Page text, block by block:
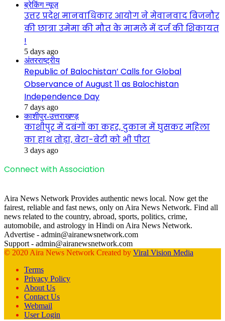
ब्रेकिंग न्यूज़
उत्तर प्रदेश मानवाधिकार आयोग ने मेवानवाद बिजनौर
की छात्रा उमेमा की मौत के मामले में दर्ज की शिकायत
!
5 days ago
अंतरराष्ट्रीय
Republic of Balochistan’ Calls for Global
Observance of August 11 as Balochistan
Independence Day
7 days ago
काशीपुर-उत्तराखण्ड़
काशीपुर में दबंगों का कहर, दुकान में घुसकर महिला
का हाथ तोड़ा, बेटा-बेटी को भी पीटा
3 days ago
Connect with Association
Aira News Network Provides authentic news local. Now get the
fairest, reliable and fast news, only on Aira News Network. Find all
news related to the country, abroad, sports, politics, crime,
automobile, and astrology in Hindi on Aira News Network.
Advertise - admin@airanewsnetwork.com
Support - admin@airanewsnetwork.com
© 2020 Aira News Network Created by Viral Vision Media
Terms
Privacy Policy
About Us
Contact Us
Webmail
User Login